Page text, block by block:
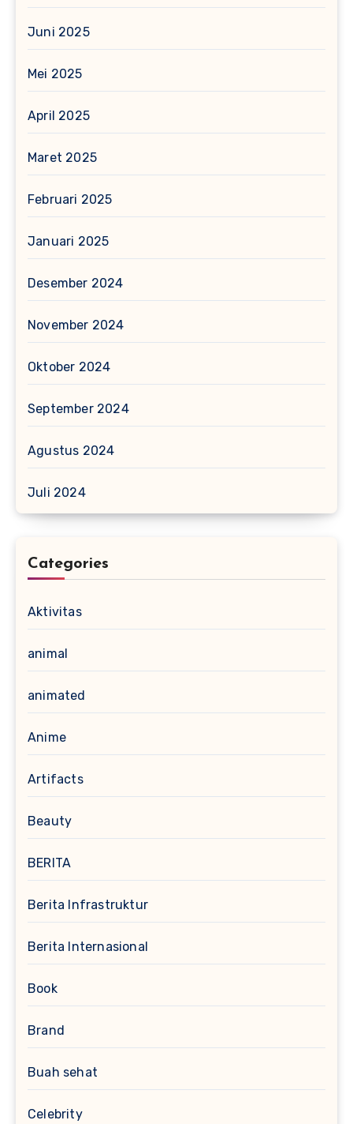
Juni 2025
Mei 2025
April 2025
Maret 2025
Februari 2025
Januari 2025
Desember 2024
November 2024
Oktober 2024
September 2024
Agustus 2024
Juli 2024
Categories
Aktivitas
animal
animated
Anime
Artifacts
Beauty
BERITA
Berita Infrastruktur
Berita Internasional
Book
Brand
Buah sehat
Celebrity